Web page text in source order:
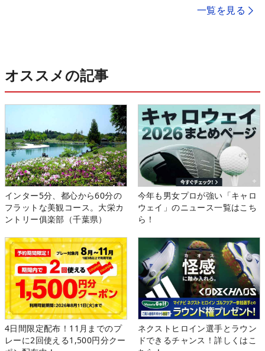
一覧を見る
オススメの記事
インター5分、都心から60分の
フラットな美観コース。大栄カ
ントリー俱楽部（千葉県）
今年も男女プロが強い「キャロ
ウェイ」のニュース一覧はこち
ら！
4日間限定配布！11月までのプ
レーに2回使える1,500円分クー
ネクストヒロイン選手とラウン
ドできるチャンス！詳しくはこ